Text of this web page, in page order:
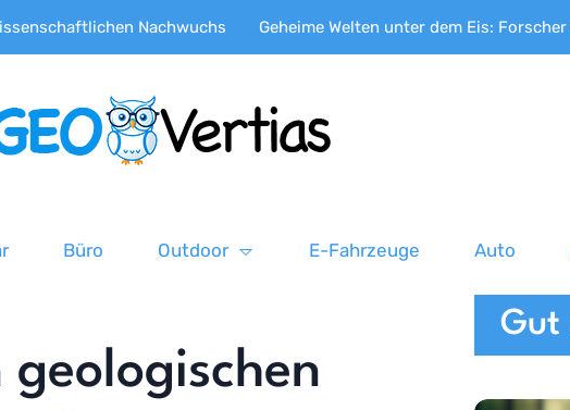
Nachwuchs Geheime Welten unter dem Eis: Forscher
Büro Outdoor E-Fahrzeuge Auto
Gut